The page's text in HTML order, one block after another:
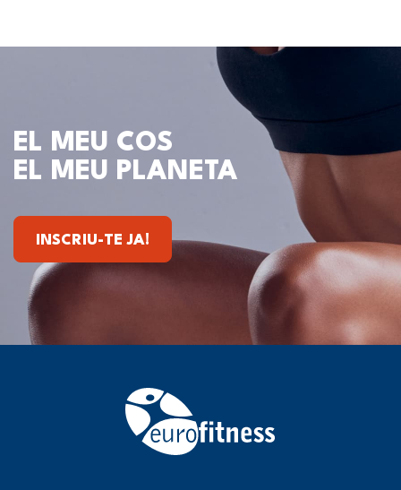
EL MEU COS
EL MEU PLANETA
INSCRIU-TE JA!